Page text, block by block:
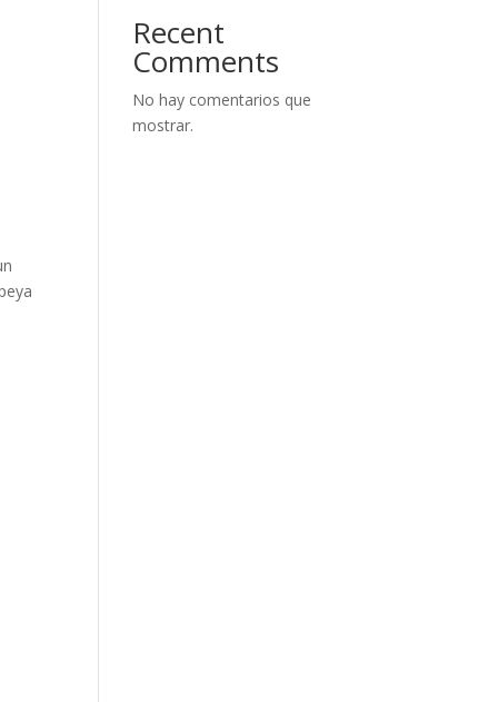
Recent
Comments
No hay comentarios que
mostrar.